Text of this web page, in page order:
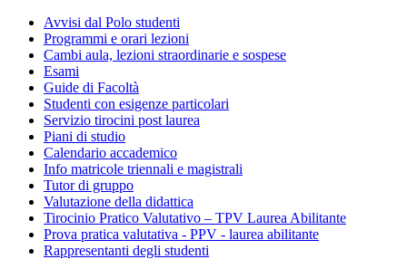
Avvisi dal Polo studenti
Programmi e orari lezioni
Cambi aula, lezioni straordinarie e sospese
Esami
Guide di Facoltà
Studenti con esigenze particolari
Servizio tirocini post laurea
Piani di studio
Calendario accademico
Info matricole triennali e magistrali
Tutor di gruppo
Valutazione della didattica
Tirocinio Pratico Valutativo – TPV Laurea Abilitante
Prova pratica valutativa - PPV - laurea abilitante
Rappresentanti degli studenti